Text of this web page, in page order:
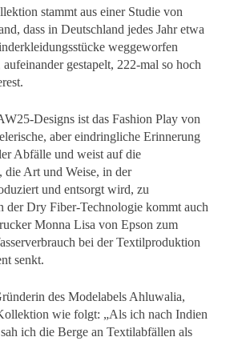
stammt aus einer Studie von
dass in Deutschland jedes Jahr etwa
weggeworfen
gestapelt, 222-mal so hoch
Designs ist das Fashion Play von
aber eindringliche Erinnerung
Abfälle und weist auf die
Art und Weise, in der
und entsorgt wird, zu
der Dry Fiber-Technologie kommt auch
Monna Lisa von Epson zum
bei der Textilproduktion
senkt.
des Modelabels Ahluwalia,
wie folgt: „Als ich nach Indien
ich die Berge an Textilabfällen als